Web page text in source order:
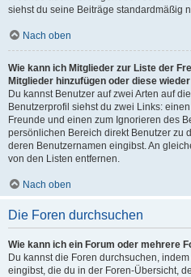
siehst du seine Beiträge standardmäßig
Nach oben
Wie kann ich Mitglieder zur Liste der
Mitglieder hinzufügen oder diese
Du kannst Benutzer auf zwei Arten auf
Benutzerprofil siehst du zwei Links:
Freunde und einen zum Ignorieren des
persönlichen Bereich direkt Benutzer zu
deren Benutzernamen eingibst. An
von den Listen entfernen.
Nach oben
Die Foren durchsuchen
Wie kann ich ein Forum oder mehrere
Du kannst die Foren durchsuchen,
eingibst, die du in der Foren-Übersicht,